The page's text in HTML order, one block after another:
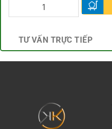
TƯ VẤN TRỰC TIẾP